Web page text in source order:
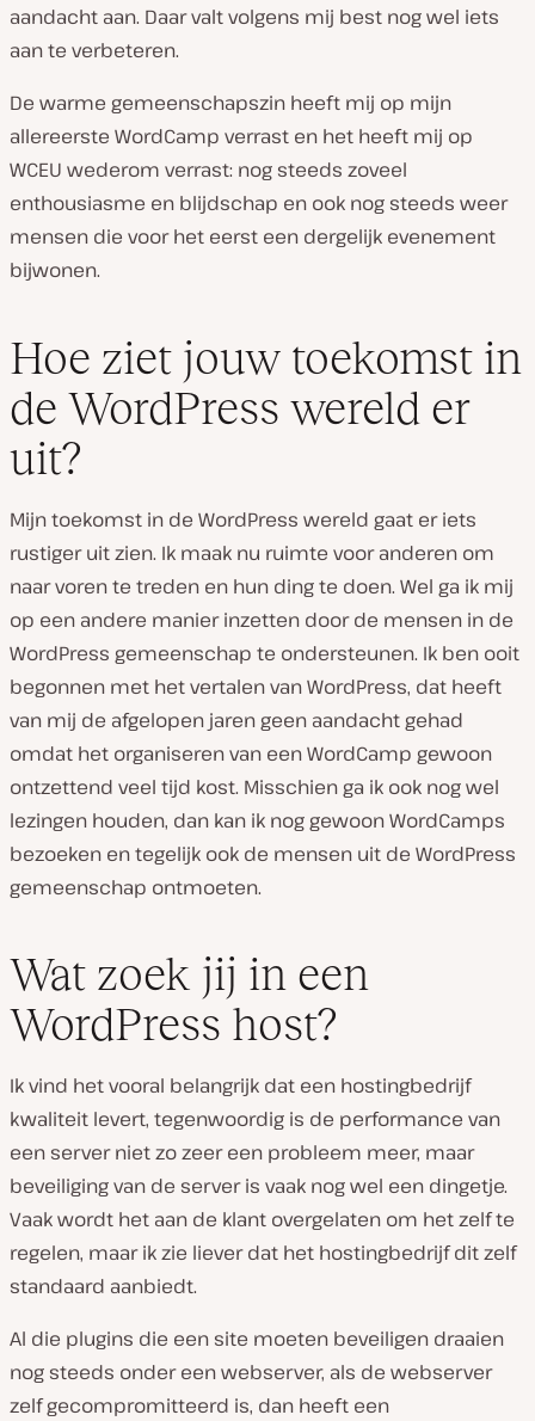
aandacht aan. Daar valt volgens mij best nog wel iets
aan te verbeteren.
De warme gemeenschapszin heeft mij op mijn
allereerste WordCamp verrast en het heeft mij op
WCEU wederom verrast: nog steeds zoveel
enthousiasme en blijdschap en ook nog steeds weer
mensen die voor het eerst een dergelijk evenement
bijwonen.
Hoe ziet jouw toekomst in
de WordPress wereld er
uit?
Mijn toekomst in de WordPress wereld gaat er iets
rustiger uit zien. Ik maak nu ruimte voor anderen om
naar voren te treden en hun ding te doen. Wel ga ik mij
op een andere manier inzetten door de mensen in de
WordPress gemeenschap te ondersteunen. Ik ben ooit
begonnen met het vertalen van WordPress, dat heeft
van mij de afgelopen jaren geen aandacht gehad
omdat het organiseren van een WordCamp gewoon
ontzettend veel tijd kost. Misschien ga ik ook nog wel
lezingen houden, dan kan ik nog gewoon WordCamps
bezoeken en tegelijk ook de mensen uit de WordPress
gemeenschap ontmoeten.
Wat zoek jij in een
WordPress host?
Ik vind het vooral belangrijk dat een hostingbedrijf
kwaliteit levert, tegenwoordig is de performance van
een server niet zo zeer een probleem meer, maar
beveiliging van de server is vaak nog wel een dingetje.
Vaak wordt het aan de klant overgelaten om het zelf te
regelen, maar ik zie liever dat het hostingbedrijf dit zelf
standaard aanbiedt.
Al die plugins die een site moeten beveiligen draaien
nog steeds onder een webserver, als de webserver
zelf gecompromitteerd is, dan heeft een